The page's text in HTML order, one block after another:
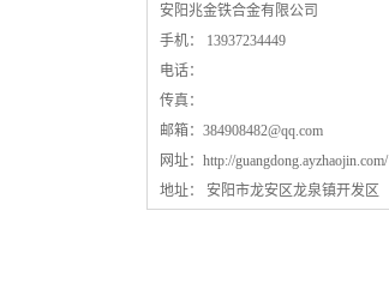
安阳兆金铁合金有限公司
手机： 13937234449
电话：
传真：
邮箱： 384908482@qq.com
网址： http://guangdong.ayzhaojin.com/
地址： 安阳市龙安区龙泉镇开发区